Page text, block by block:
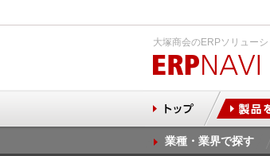
大塚商会のERPソリュー
業種・業界で探す